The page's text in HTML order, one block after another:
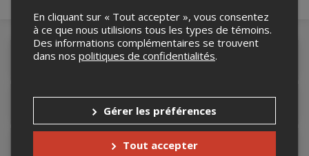
Détails de l'événement
Accès au site de l'événement
Informations relatives au stationnement
En cliquant sur « Tout accepter », vous consentez
à ce que nous utilisions tous les types de témoins.
Des informations complémentaires se trouvent
dans nos politiques de confidentialités.
Gérer les préférences
Tout accepter